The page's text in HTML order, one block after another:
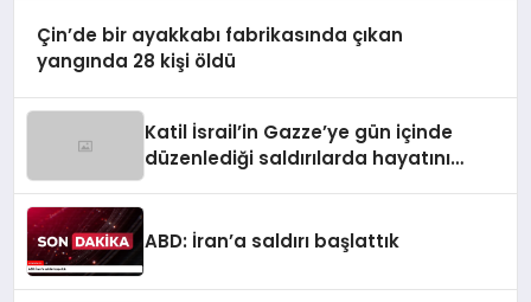
Çin’de bir ayakkabı fabrikasında çıkan
yangında 28 kişi öldü
Katil İsrail’in Gazze’ye gün içinde
düzenlediği saldırılarda hayatını
ABD: İran’a saldırı başlattık